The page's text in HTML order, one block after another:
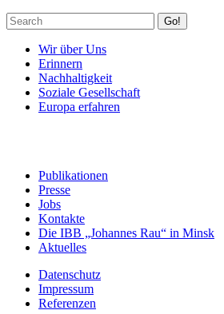
Go!
Wir über Uns
Erinnern
Nachhaltigkeit
Soziale Gesellschaft
Europa erfahren
Publikationen
Presse
Jobs
Kontakte
Die IBB „Johannes Rau“ in Minsk
Aktuelles
Datenschutz
Impressum
Referenzen